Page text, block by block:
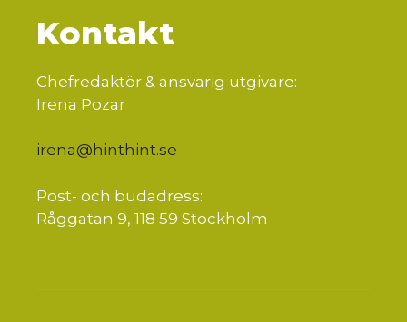
Kontakt
Chefredaktör & ansvarig utgivare:
Irena Pozar
irena@hinthint.se
Post- och budadress:
Råggatan 9, 118 59 Stockholm